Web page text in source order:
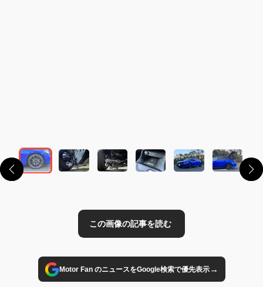
Motor Fan のニュースをGoogle検索で優先表示→